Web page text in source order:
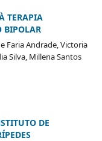
TERAPIA
BIPOLAR
Faria Andrade, Victoria
Silva, Millena Santos
DE